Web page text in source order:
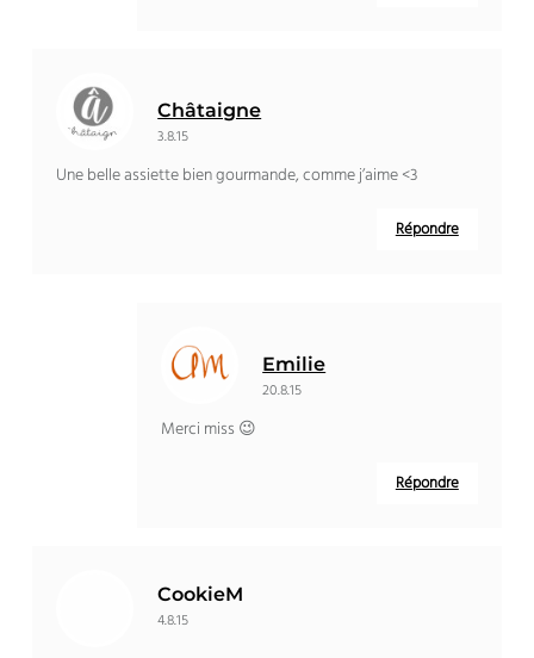
Châtaigne
3.8.15
Une belle assiette bien gourmande, comme j’aime <3
Répondre
Emilie
20.8.15
Merci miss 😉
Répondre
CookieM
4.8.15